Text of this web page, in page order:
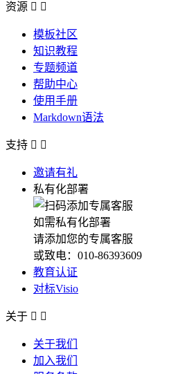
资源  
模板社区
知识教程
专题频道
帮助中心
使用手册
Markdown语法
支持  
邀请有礼
私有化部署
如需私有化部署
请添加您的专属客服
或致电：010-86393609
教育认证
对标Visio
关于  
关于我们
加入我们